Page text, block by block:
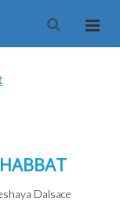
Dalsace